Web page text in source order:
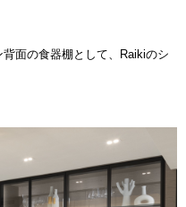
面の食器棚として、Raikiのシ